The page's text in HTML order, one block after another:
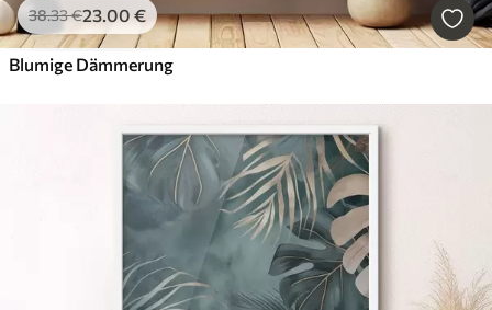
38.33€23.00 €
Blumige Dämmerung